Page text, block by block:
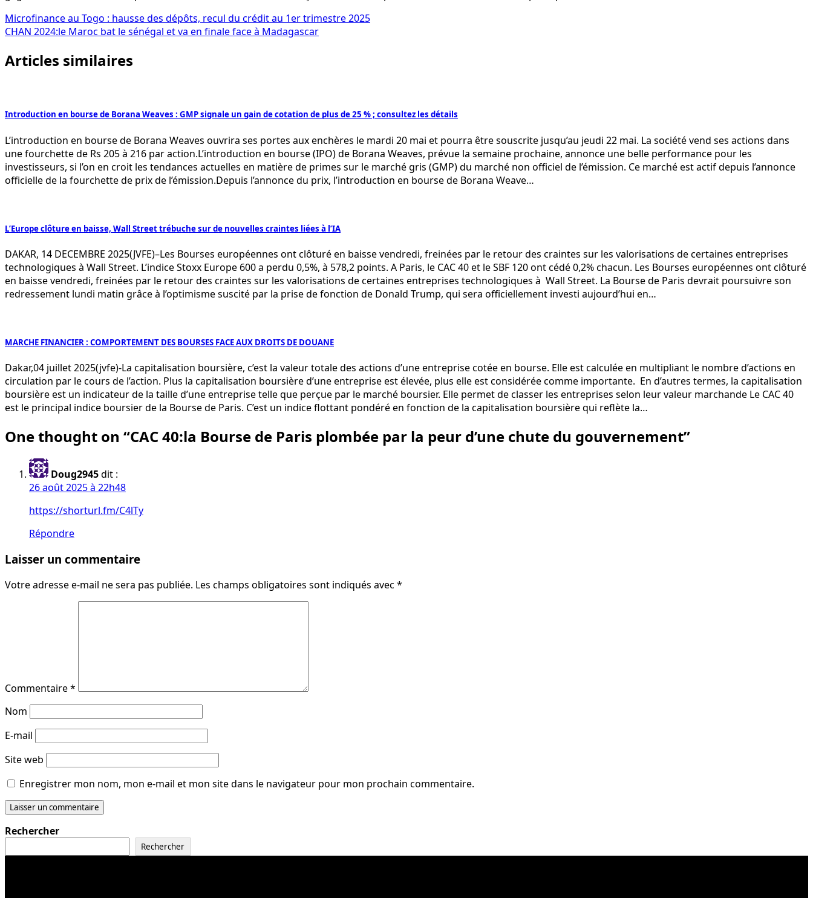
Navigation
de
l’article
Microfinance au Togo : hausse des dépôts, recul du crédit au 1er trimestre 2025
CHAN 2024:le Maroc bat le sénégal et va en finale face à Madagascar
Articles similaires
Introduction en bourse de Borana Weaves : GMP signale un gain de cotation de plus de 25 % ; consultez les détails
L’introduction en bourse de Borana Weaves ouvrira ses portes aux enchères le mardi 20 mai et pourra être souscrite jusqu’au jeudi 22 mai. La société vend ses actions dans
une fourchette de Rs 205 à 216 par action.L’introduction en bourse (IPO) de Borana Weaves, prévue la semaine prochaine, annonce une belle performance pour les
investisseurs, si l’on en croit les tendances actuelles en matière de primes sur le marché gris (GMP) du marché non officiel de l’émission. Ce marché est actif depuis l’annonce
officielle de la fourchette de prix de l’émission.Depuis l’annonce du prix, l’introduction en bourse de Borana Weave…
L’Europe clôture en baisse, Wall Street trébuche sur de nouvelles craintes liées à l’IA
DAKAR, 14 DECEMBRE 2025(JVFE)–Les Bourses européennes ont clôturé en baisse vendredi, freinées par le retour des craintes sur les valorisations de certaines entreprises
technologiques à Wall Street. L’indice Stoxx Europe 600 a perdu 0,5%, à 578,2 points. A Paris, le CAC 40 et le SBF 120 ont cédé 0,2% chacun. Les Bourses européennes ont clôturé
en baisse vendredi, freinées par le retour des craintes sur les valorisations de certaines entreprises technologiques à Wall Street. La Bourse de Paris devrait poursuivre son
redressement lundi matin grâce à l’optimisme suscité par la prise de fonction de Donald Trump, qui sera officiellement investi aujourd’hui en…
MARCHE FINANCIER : COMPORTEMENT DES BOURSES FACE AUX DROITS DE DOUANE
Dakar,04 juillet 2025(jvfe)-La capitalisation boursière, c’est la valeur totale des actions d’une entreprise cotée en bourse. Elle est calculée en multipliant le nombre d’actions en
circulation par le cours de l’action. Plus la capitalisation boursière d’une entreprise est élevée, plus elle est considérée comme importante. En d’autres termes, la capitalisation
boursière est un indicateur de la taille d’une entreprise telle que perçue par le marché boursier. Elle permet de classer les entreprises selon leur valeur marchande Le CAC 40
est le principal indice boursier de la Bourse de Paris. C’est un indice flottant pondéré en fonction de la capitalisation boursière qui reflète la…
One thought on “CAC 40:la Bourse de Paris plombée par la peur d’une chute du gouvernement”
Doug2945dit :
26 août 2025 à 22h48
https://shorturl.fm/C4lTy
Répondre
Laisser un commentaire
Votre adresse e-mail ne sera pas publiée. Les champs obligatoires sont indiqués avec *
Commentaire*
Nom
E-mail
Site web
Enregistrer mon nom, mon e-mail et mon site dans le navigateur pour mon prochain commentaire.
Rechercher
Rechercher